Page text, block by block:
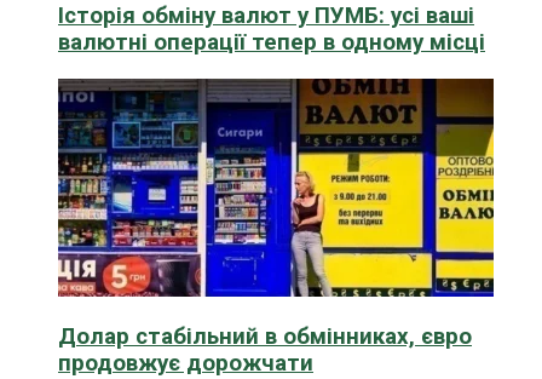
Історія обміну валют у ПУМБ: усі ваші
валютні операції тепер в одному місці
Долар стабільний в обмінниках, євро
продовжує дорожчати